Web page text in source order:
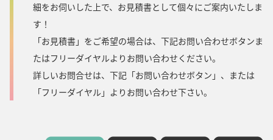
細をお伺いした上で、お見積書として個々にご案内いたしま
す！
「お見積書」をご希望の場合は、下記お問い合わせボタンま
たはフリーダイヤルよりお問い合わせください。
詳しいお問合せは、下記「お問い合わせボタン」、または
「フリーダイヤル」よりお問い合わせ下さい。